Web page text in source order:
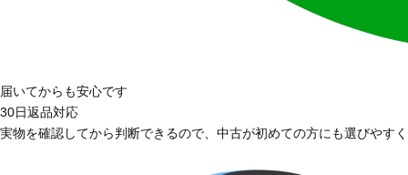
届いてからも安心です
30日返品対応
実物を確認してから判断できるので、中古が初めての方にも選びやす